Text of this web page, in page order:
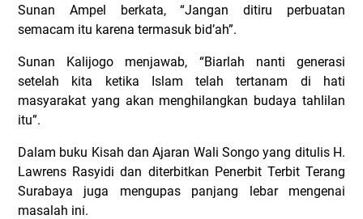
Sunan Ampel berkata, “Jangan ditiru perbuatan
semacam itu karena termasuk bid’ah”.
Sunan Kalijogo menjawab, “Biarlah nanti generasi
setelah kita ketika Islam telah tertanam di hati
masyarakat yang akan menghilangkan budaya tahlilan
itu”.
Dalam buku Kisah dan Ajaran Wali Songo yang ditulis H.
Lawrens Rasyidi dan diterbitkan Penerbit Terbit Terang
Surabaya juga mengupas panjang lebar mengenai
masalah ini.